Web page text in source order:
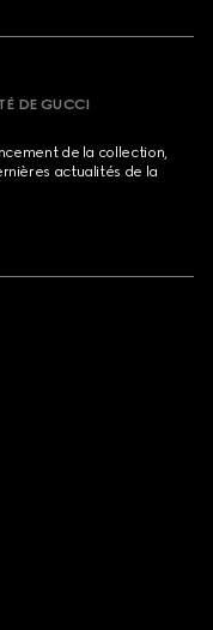
DE GUCCI
de la collection,
actualités de la